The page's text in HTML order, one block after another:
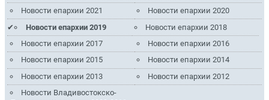
Новости епархии 2021
Новости епархии 2020
Новости епархии 2019
Новости епархии 2018
Новости епархии 2017
Новости епархии 2016
Новости епархии 2015
Новости епархии 2014
Новости епархии 2013
Новости епархии 2012
Новости Владивостокско-